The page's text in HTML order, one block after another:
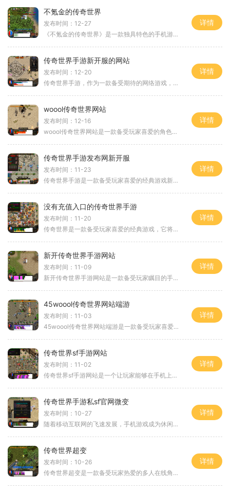
不氪金的传奇世界
发布时间：12-27
《不氪金的传奇世界》是一款独具特色的手机游戏，它不仅带给玩家传奇世界的刺激与快感，更强调了公平竞技和非氪金取胜的游戏理念。在这个游戏中，玩家可以通过策略和技巧来战
详情
传奇世界手游新开服的网站
发布时间：12-20
传奇世界手游，作为一款备受期待的网络游戏，近日迎来了新开服的网站。这个新开的服网站为广大玩家提供了更加便捷和稳定的游戏体验。在这篇文章中，我们将为大家详细介绍传奇
详情
woool传奇世界网站
发布时间：12-16
woool传奇世界网站是一款备受玩家喜爱的角色扮演游戏。作为一款经久不衰的传奇系列游戏，woool传奇世界网站拥有丰富多样的游戏玩法，让玩家们畅游在一个辽阔的奇幻世界中。让我们
详情
传奇世界手游发布网新开服
发布时间：11-23
传奇世界手游是一款备受玩家喜爱的经典游戏新开服，它延续了传奇系列游戏的经典玩法，为玩家带来了更加震撼的游戏体验。在这个版本中，玩家将能够在手机上尽享热血战斗的乐趣
详情
没有充值入口的传奇世界手游
发布时间：11-20
传奇世界是一款备受玩家喜爱的经典游戏，它将激情与策略相结合，给玩家带来了无尽的游戏乐趣。在如今充斥着大量需要付费才能获得更好游戏体验的手游市场上，是否存在一款没有
详情
新开传奇世界手游网站
发布时间：11-09
新开传奇世界手游网站是一款备受玩家瞩目的手游产品，它继承了传奇世界端游的经典元素，并在游戏体验上做出了许多创新。作为一款在手机上畅玩的传奇世界手游，它不仅能让玩家
详情
45woool传奇世界网站端游
发布时间：11-03
45woool传奇世界网站端游是一款备受玩家喜爱的经典游戏，它以其独特的玩法和精美的画面设计吸引了众多玩家的关注。本篇文章将为大家详细介绍这款游戏的具体玩法，以帮助新玩家们
详情
传奇世界sf手游网站
发布时间：11-02
传奇世界sf手游网站是一个让玩家能够在手机上畅快体验传奇世界的游戏平台。传奇世界是一款备受玩家喜爱的多人在线角色扮演游戏，而sf手游则是将传奇世界的精髓完美搬到了手机平
详情
传奇世界手游私sf官网微变
发布时间：10-27
随着移动互联网的飞速发展，手机游戏成为休闲娱乐的首选，其中一款备受玩家喜爱的游戏就是《传奇世界手游私sf官网微变》。这款游戏汲取了传奇世界经典玩法的精髓，并结合了微变
详情
传奇世界超变
发布时间：10-26
传奇世界超变是一款备受玩家热爱的多人在线角色扮演游戏（MMORPG）。作为中国最受欢迎的网络游戏之一，传奇世界超变融合了策略、冒险和战斗等元素，让玩家在虚拟世界中体验到刺
详情